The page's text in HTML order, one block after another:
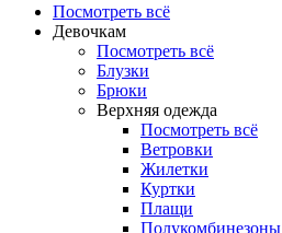
Посмотреть всё
Девочкам
Посмотреть всё
Блузки
Брюки
Верхняя одежда
Посмотреть всё
Ветровки
Жилетки
Куртки
Плащи
Полукомбинезоны